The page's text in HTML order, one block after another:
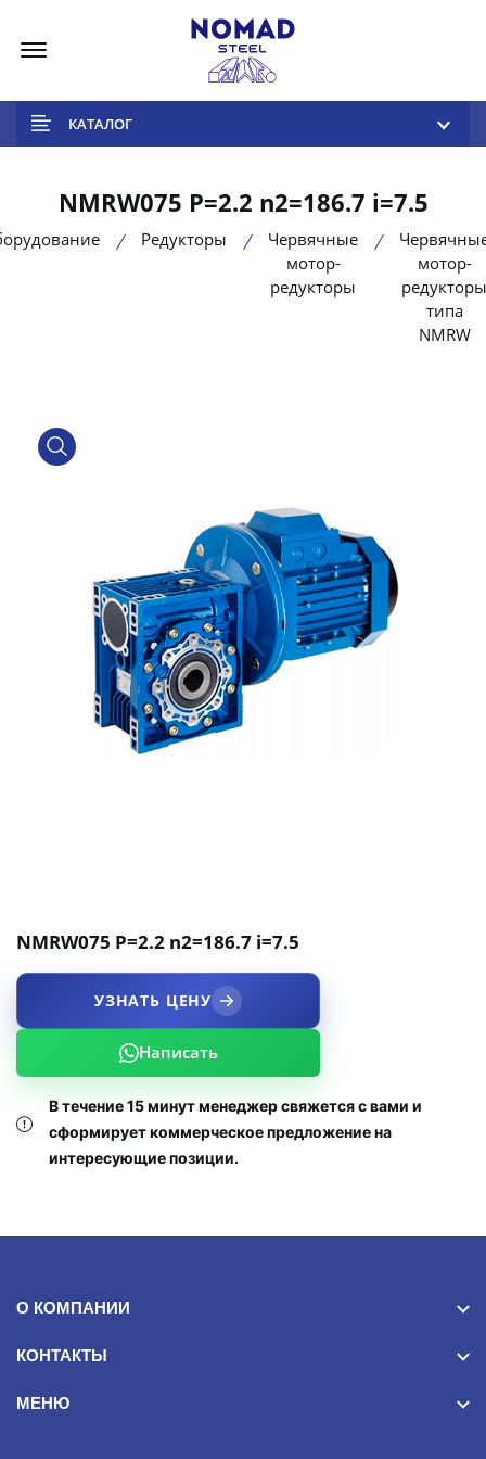
КАТАЛОГ
NMRW075 P=2.2 n2=186.7 i=7.5
Редукторы
Червячные
мотор-
редукторы
мотор-
редукторы
типа
NMRW
product view
NMRW075 P=2.2 n2=186.7 i=7.5
УЗНАТЬ ЦЕНУ
Написать
В течение 15 минут менеджер свяжется с вами и
сформирует коммерческое предложение на
интересующие позиции.
О КОМПАНИИ
КОНТАКТЫ
МЕНЮ